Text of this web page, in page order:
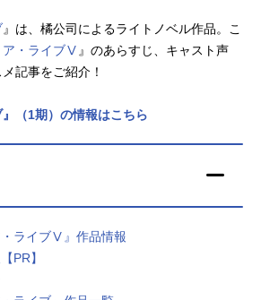
声優記事一覧
実写化映画一覧
夏アニメ
FOLLOW US
』は、橘公司によるライトノベル作品。こ
ア・ライブⅤ 』のあらすじ、キャスト声
記事をご紹介！
』（1期）の情報はこちら
・ライブⅤ』作品情報
PR】